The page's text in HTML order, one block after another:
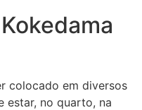
colocado em diversos
estar, no quarto, na